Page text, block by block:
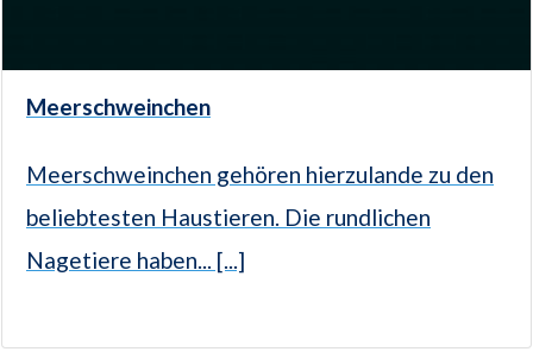
Meerschweinchen
Meerschweinchen gehören hierzulande zu den
beliebtesten Haustieren. Die rundlichen
Nagetiere haben... [...]